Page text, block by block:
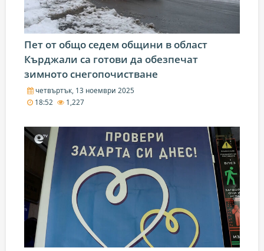
Пет от общо седем общини в област
Кърджали са готови да обезпечат
зимното снегопочистване
четвъртък, 13 ноември 2025
18:52
1,227